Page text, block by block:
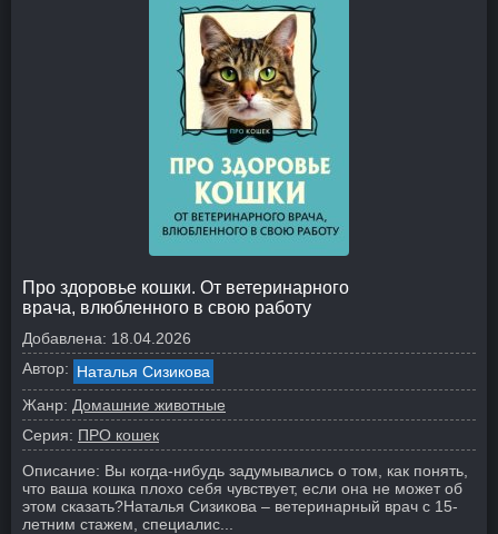
Про здоровье кошки. От ветеринарного
врача, влюбленного в свою работу
Добавлена: 18.04.2026
Автор: Наталья Сизикова
Жанр: Домашние животные
Серия: ПРО кошек
Описание: Вы когда-нибудь задумывались о том, как понять,
что ваша кошка плохо себя чувствует, если она не может об
этом сказать?Наталья Сизикова – ветеринарный врач с 15-
летним стажем, специалис...